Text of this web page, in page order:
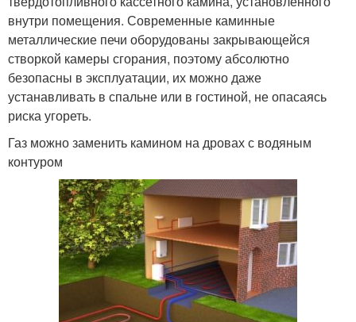
внутри помещения. Современные каминные
металлические печи оборудованы закрывающейся
створкой камеры сгорания, поэтому абсолютно
безопасны в эксплуатации, их можно даже
устанавливать в спальне или в гостиной, не опасаясь
риска угореть.
Газ можно заменить камином на дровах с водяным
контуром